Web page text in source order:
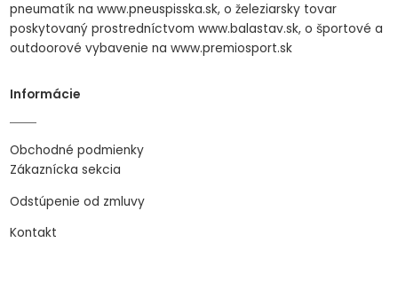
pneumatík na www.pneuspisska.sk, o železiarsky tovar
poskytovaný prostredníctvom www.balastav.sk, o športové a
outdoorové vybavenie na www.premiosport.sk
Informácie
Obchodné podmienky
Zákaznícka sekcia
Odstúpenie od zmluvy
Kontakt